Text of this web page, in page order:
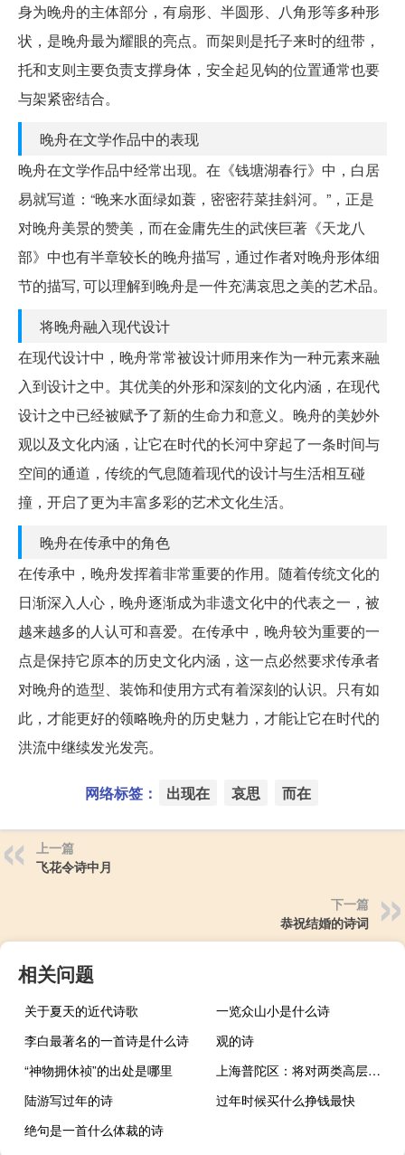
身为晚舟的主体部分，有扇形、半圆形、八角形等多种形
状，是晚舟最为耀眼的亮点。而架则是托子来时的纽带，
托和支则主要负责支撑身体，安全起见钩的位置通常也要
与架紧密结合。
晚舟在文学作品中的表现
晚舟在文学作品中经常出现。在《钱塘湖春行》中，白居
易就写道：“晚来水面绿如蓑，密密荇菜挂斜河。”，正是
对晚舟美景的赞美，而在金庸先生的武侠巨著《天龙八
部》中也有半章较长的晚舟描写，通过作者对晚舟形体细
节的描写, 可以理解到晚舟是一件充满哀思之美的艺术品。
将晚舟融入现代设计
在现代设计中，晚舟常常被设计师用来作为一种元素来融
入到设计之中。其优美的外形和深刻的文化内涵，在现代
设计之中已经被赋予了新的生命力和意义。晚舟的美妙外
观以及文化内涵，让它在时代的长河中穿起了一条时间与
空间的通道，传统的气息随着现代的设计与生活相互碰
撞，开启了更为丰富多彩的艺术文化生活。
晚舟在传承中的角色
在传承中，晚舟发挥着非常重要的作用。随着传统文化的
日渐深入人心，晚舟逐渐成为非遗文化中的代表之一，被
越来越多的人认可和喜爱。在传承中，晚舟较为重要的一
点是保持它原本的历史文化内涵，这一点必然要求传承者
对晚舟的造型、装饰和使用方式有着深刻的认识。只有如
此，才能更好的领略晚舟的历史魅力，才能让它在时代的
洪流中继续发光发亮。
网络标签： 出现在 哀思 而在
上一篇
飞花令诗中月
下一篇
恭祝结婚的诗词
相关问题
关于夏天的近代诗歌
一览众山小是什么诗
李白最著名的一首诗是什么诗
观的诗
“神物拥休祯”的出处是哪里
上海普陀区：将对两类高层次人才给予最高100万元、50万元人才购房补贴
陆游写过年的诗
过年时候买什么挣钱最快
绝句是一首什么体裁的诗